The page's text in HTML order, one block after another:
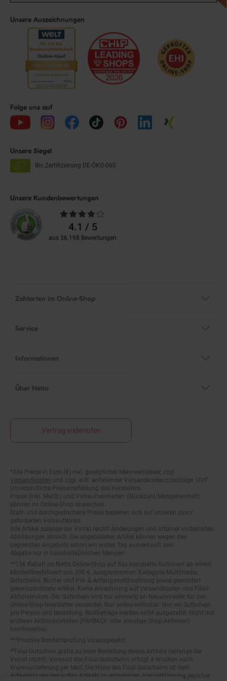
Unsere Auszeichnungen
Folge uns auf
Unsere Siegel
Bio Zertifizierung DE-ÖKO-060
Unsere Kundenbewertungen
Durchschnittliche
Bewertungen4.1 / 5
aus 36.198 Bewertungen
Über Netto
Fußnoten
Versandkosten und zzgl. evtl. anfallender Versandkostenzuschläge. UVP:
Unverbindliche Preisempfehlung des Herstellers.
Preise (inkl. MwSt.) und Verkaufseinheiten (Stückzahl/Mengeneinheit)
können im Online-Shop abweichen.
Statt- und durchgestrichene Preise beziehen sich auf unseren zuvor
geforderten Verkaufspreis.
Alle Artikel solange der Vorrat reicht! Änderungen und Irrtümer vorbehalten.
Abbildungen ähnlich. Die abgebildeten Artikel können wegen des
begrenzten Angebots schon am ersten Tag ausverkauft sein.
Abgabe nur in haushaltsüblichen Mengen!
Mindestbestellwert von 200 €. Ausgenommen: Kategorie Multimedia,
Gutscheine, Bücher und Pre- & Anfangsmilchnahrung sowie gesondert
gekennzeichnete Artikel. Keine Anrechnung auf Versandkosten und Filial-
Abholservices. Der Gutschein wird nur einmalig an Neuanmelder für den
Online-Shop-Newsletter versendet. Nur online einlösbar. Nur ein Gutschein
pro Person und Bestellung. Restbeträge werden nicht ausgezahlt. Nicht mit
anderen Aktionsvorteilen (PAYBACK oder sonstige Shop-Aktionen)
kombinierbar.
Vorrat reicht). Versand des Filial-Gutscheins erfolgt 4 Wochen nach
Warenanlieferung per Mail. Die Höhe des Filial-Gutscheins ist dem
Artikelbild des gekauften Artikels zu entnehmen. Vervielfältigung jeglicher
Art nicht gestattet. Der Filial-Gutschein ist ohne Mindesteinkaufswert